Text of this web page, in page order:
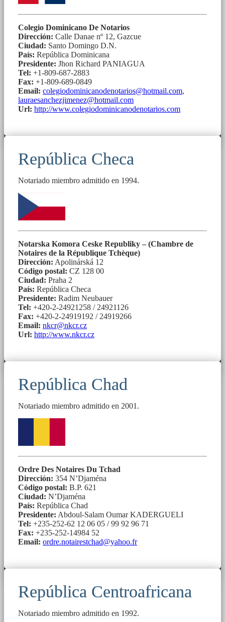
Colegio Dominicano De Notarios
Dirección: Calle Danae nº 12, Gazcue
Ciudad: Santo Domingo D.N.
País: República Dominicana
Presidente: Jhon Richard PANIAGUA
Tel: +1-809-687-2883
Fax: +1-809-689-0849
Email: colegiodominicanodenotarios@hotmail.com,
lauraesanchezjimenez@hotmail.com
Url: http://www.colegiodominicanodenotarios.com
República Checa
Notariado miembro admitido en 1994.
Notarska Komora Ceske Republiky – (Chambre de
Notaires de la République Tchèque)
Dirección: Apolinárská 12
Código postal: CZ 128 00
Ciudad: Praha 2
País: República Checa
Presidente: Radim Neubauer
Tel: +420-2-24921258 / 24921126
Fax: +420-2-24919192 / 24919266
Email: nkcr@nkcr.cz
Url: http://www.nkcr.cz
República Chad
Notariado miembro admitido en 2001.
Ordre Des Notaires Du Tchad
Dirección: 354 N’Djaména
Código postal: B.P. 621
Ciudad: N’Djaména
País: República Chad
Presidente: Abdoul-Salam Oumar KADERGUELI
Tel: +235-252-62 12 06 05 / 99 92 96 71
Fax: +235-252-14984 52
Email: ordre.notairestchad@yahoo.fr
República Centroafricana
Notariado miembro admitido en 1992.